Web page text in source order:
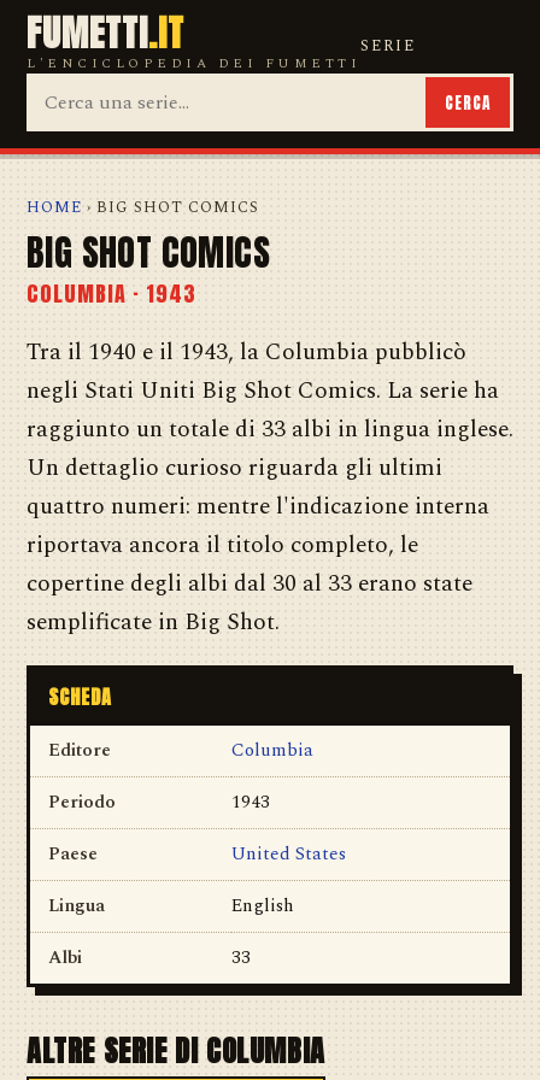
FUMETTI.IT
L'ENCICLOPEDIA DEI FUMETTI
SERIE
CERCA
HOME › BIG SHOT COMICS
BIG SHOT COMICS
COLUMBIA · 1943
Tra il 1940 e il 1943, la Columbia pubblicò
negli Stati Uniti Big Shot Comics. La serie ha
raggiunto un totale di 33 albi in lingua inglese.
Un dettaglio curioso riguarda gli ultimi
quattro numeri: mentre l'indicazione interna
riportava ancora il titolo completo, le
copertine degli albi dal 30 al 33 erano state
semplificate in Big Shot.
SCHEDA
Editore
Columbia
Periodo
1943
Paese
United States
Lingua
English
Albi
33
ALTRE SERIE DI COLUMBIA